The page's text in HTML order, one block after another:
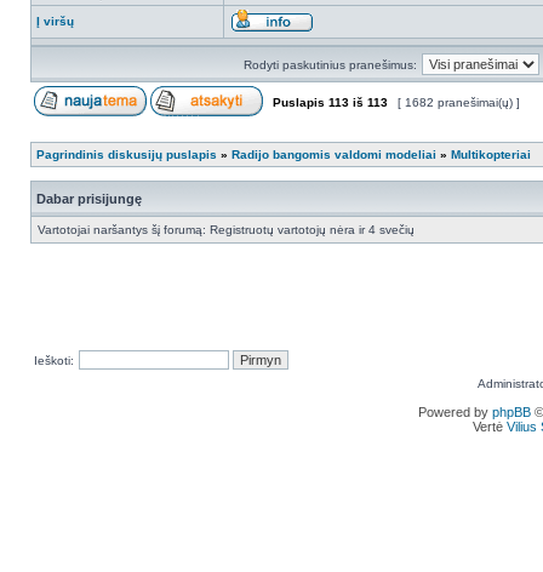
Į viršų
Rodyti paskutinius pranešimus:
Puslapis 113 iš 113 [ 1682 pranešimai(ų) ]
Pagrindinis diskusijų puslapis » Radijo bangomis valdomi modeliai » Multikopteriai
Dabar prisijungę
Vartotojai naršantys šį forumą: Registruotų vartotojų nėra ir 4 svečių
Ieškoti:
Powered by phpBB
Vertė Vilius